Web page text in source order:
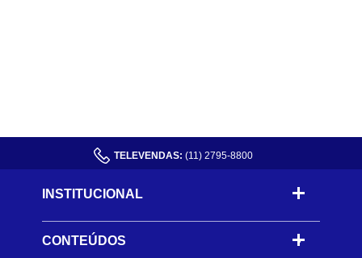
TELEVENDAS: (11) 2795-8800
INSTITUCIONAL
CONTEÚDOS -